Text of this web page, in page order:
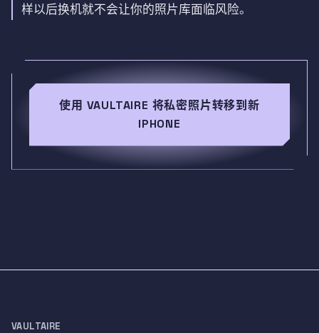
样以后换机就不会让你的照片库面临风险。
使用 VAULTAIRE 将私密照片转移到新
IPHONE
VAULTAIRE